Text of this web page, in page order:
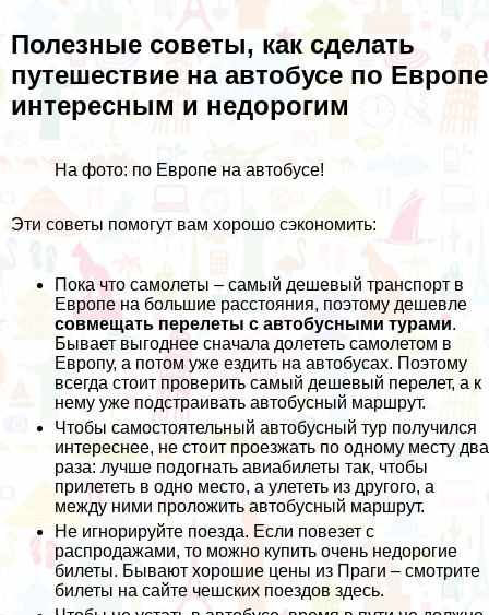
Полезные советы, как сделать
путешествие на автобусе по Европе
интересным и недорогим
На фото: по Европе на автобусе!
Эти советы помогут вам хорошо сэкономить:
Пока что самолеты – самый дешевый транспорт в
Европе на большие расстояния, поэтому дешевле
совмещать перелеты с автобусными турами.
Бывает выгоднее сначала долететь самолетом в
Европу, а потом уже ездить на автобусах. Поэтому
всегда стоит проверить самый дешевый перелет, а к
нему уже подстраивать автобусный маршрут.
Чтобы самостоятельный автобусный тур получился
интереснее, не стоит проезжать по одному месту два
раза: лучше подогнать авиабилеты так, чтобы
прилететь в одно место, а улететь из другого, а
между ними проложить автобусный маршрут.
Не игнорируйте поезда. Если повезет с
распродажами, то можно купить очень недорогие
билеты. Бывают хорошие цены из Праги – смотрите
билеты на сайте чешских поездовздесь.